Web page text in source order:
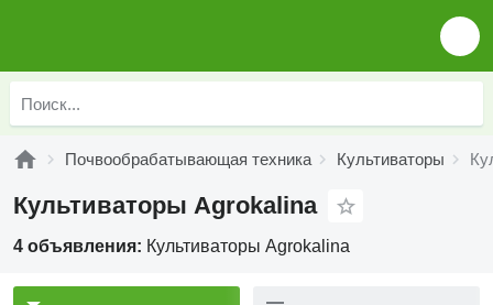
Почвообрабатывающая техника Культиваторы
Культиваторы Agrokalina
4 объявления: Культиваторы Agrokalina